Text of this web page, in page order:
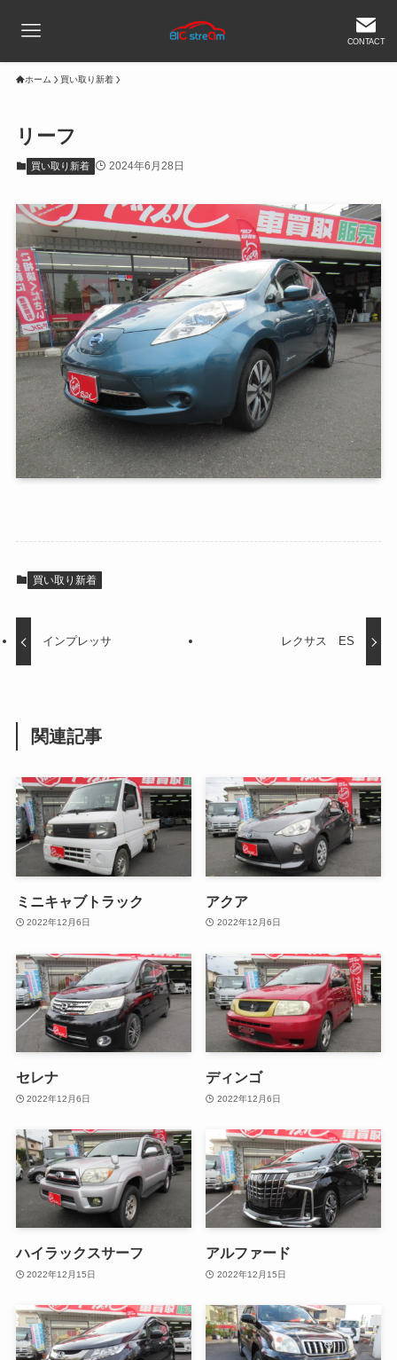
CONTACT
ホーム 買い取り新着
リーフ
買い取り新着 2024年6月28日
買い取り新着
インプレッサ レクサス ES
関連記事
ミニキャブトラック
2022年12月6日
アクア
2022年12月6日
セレナ
2022年12月6日
ディンゴ
2022年12月6日
ハイラックスサーフ
2022年12月15日
アルファード
2022年12月15日